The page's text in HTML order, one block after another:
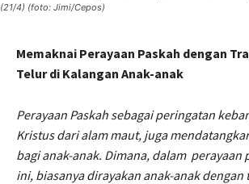
(21/4) (foto: Jimi/Cepos)
Memaknai Perayaan Paskah dengan
Telur di Kalangan Anak-anak
Perayaan Paskah sebagai peringatan
Kristus dari alam maut, juga
bagi anak-anak. Dimana, dalam perayaan
ini, biasanya dirayakan anak-anak